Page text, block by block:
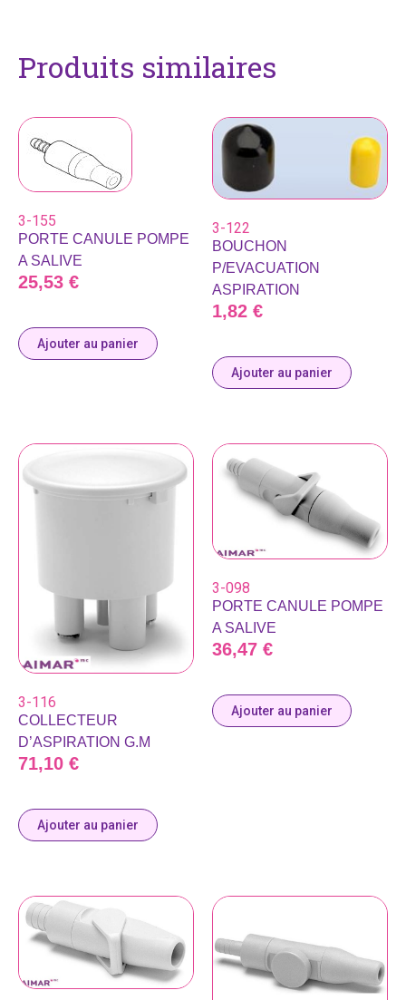
Produits similaires
3-155
PORTE CANULE POMPE
A SALIVE
25,53 €
Ajouter au panier
3-122
BOUCHON
P/EVACUATION
ASPIRATION
1,82 €
Ajouter au panier
3-116
COLLECTEUR
D’ASPIRATION G.M
71,10 €
Ajouter au panier
3-098
PORTE CANULE POMPE
A SALIVE
36,47 €
Ajouter au panier